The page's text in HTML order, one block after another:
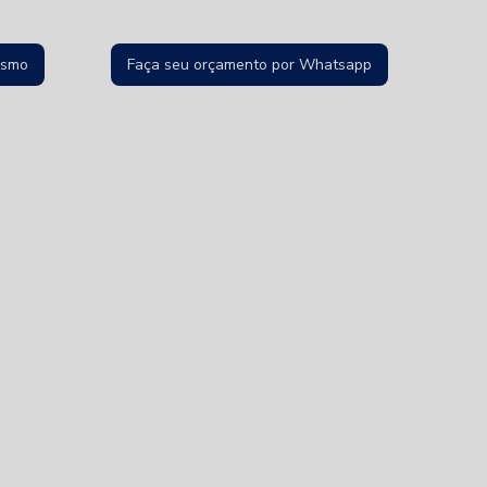
Faça seu orçamento por Whatsapp